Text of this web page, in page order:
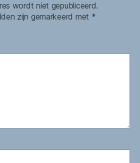
wordt niet gepubliceerd.
zijn gemarkeerd met *